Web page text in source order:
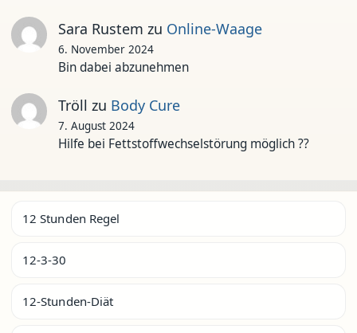
Sara Rustem zu Online-Waage
6. November 2024
Bin dabei abzunehmen
Tröll zu Body Cure
7. August 2024
Hilfe bei Fettstoffwechselstörung möglich ??
12 Stunden Regel
12-3-30
12-Stunden-Diät